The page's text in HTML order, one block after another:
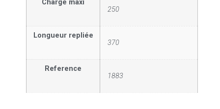
Charge maxi
250
Longueur repliée
370
Reference
1883